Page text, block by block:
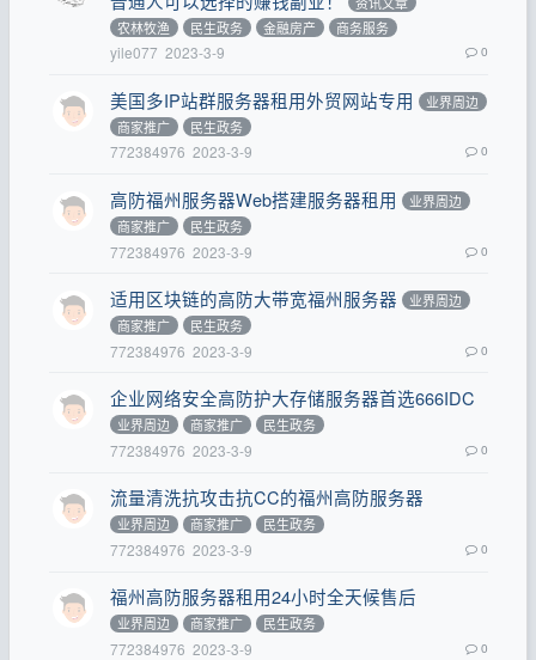
农林牧渔
民生政务 金融房产 商务服务
yile077 2023-3-9 0
美国多IP站群服务器租用外贸网站专用
业界周边
商家推广
民生政务
772384976 2023-3-9 0
高防福州服务器Web搭建服务器租用
业界周边
商家推广
民生政务
772384976 2023-3-9 0
适用区块链的高防大带宽福州服务器
业界周边
商家推广
民生政务
772384976 2023-3-9 0
企业网络安全高防护大存储服务器首选666IDC
业界周边 商家推广 民生政务
772384976 2023-3-9 0
流量清洗抗攻击抗CC的福州高防服务器
业界周边 商家推广 民生政务
772384976 2023-3-9 0
福州高防服务器租用24小时全天候售后
业界周边 商家推广 民生政务
772384976 2023-3-9 0